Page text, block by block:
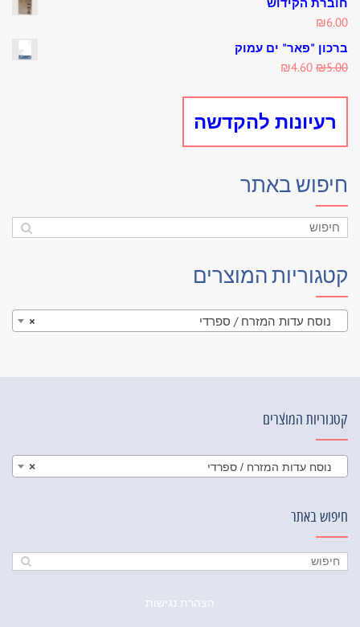
חוברת הקידוש
₪6.00
ברכון "פאר" ים עמוק
₪5.00
Original
₪5.00.
₪4.60
₪4.60.
רעיונות להקדשה
חיפוש באתר
קטגוריות המוצרים
× נוסח עדות המזרח / ספרדי
קטגוריות המוצרים
× נוסח עדות המזרח / ספרדי
חיפוש באתר
הצהרת נגישות